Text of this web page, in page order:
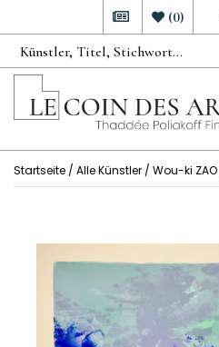
(0)
Startseite / Alle Künstler / Wou-ki ZAO